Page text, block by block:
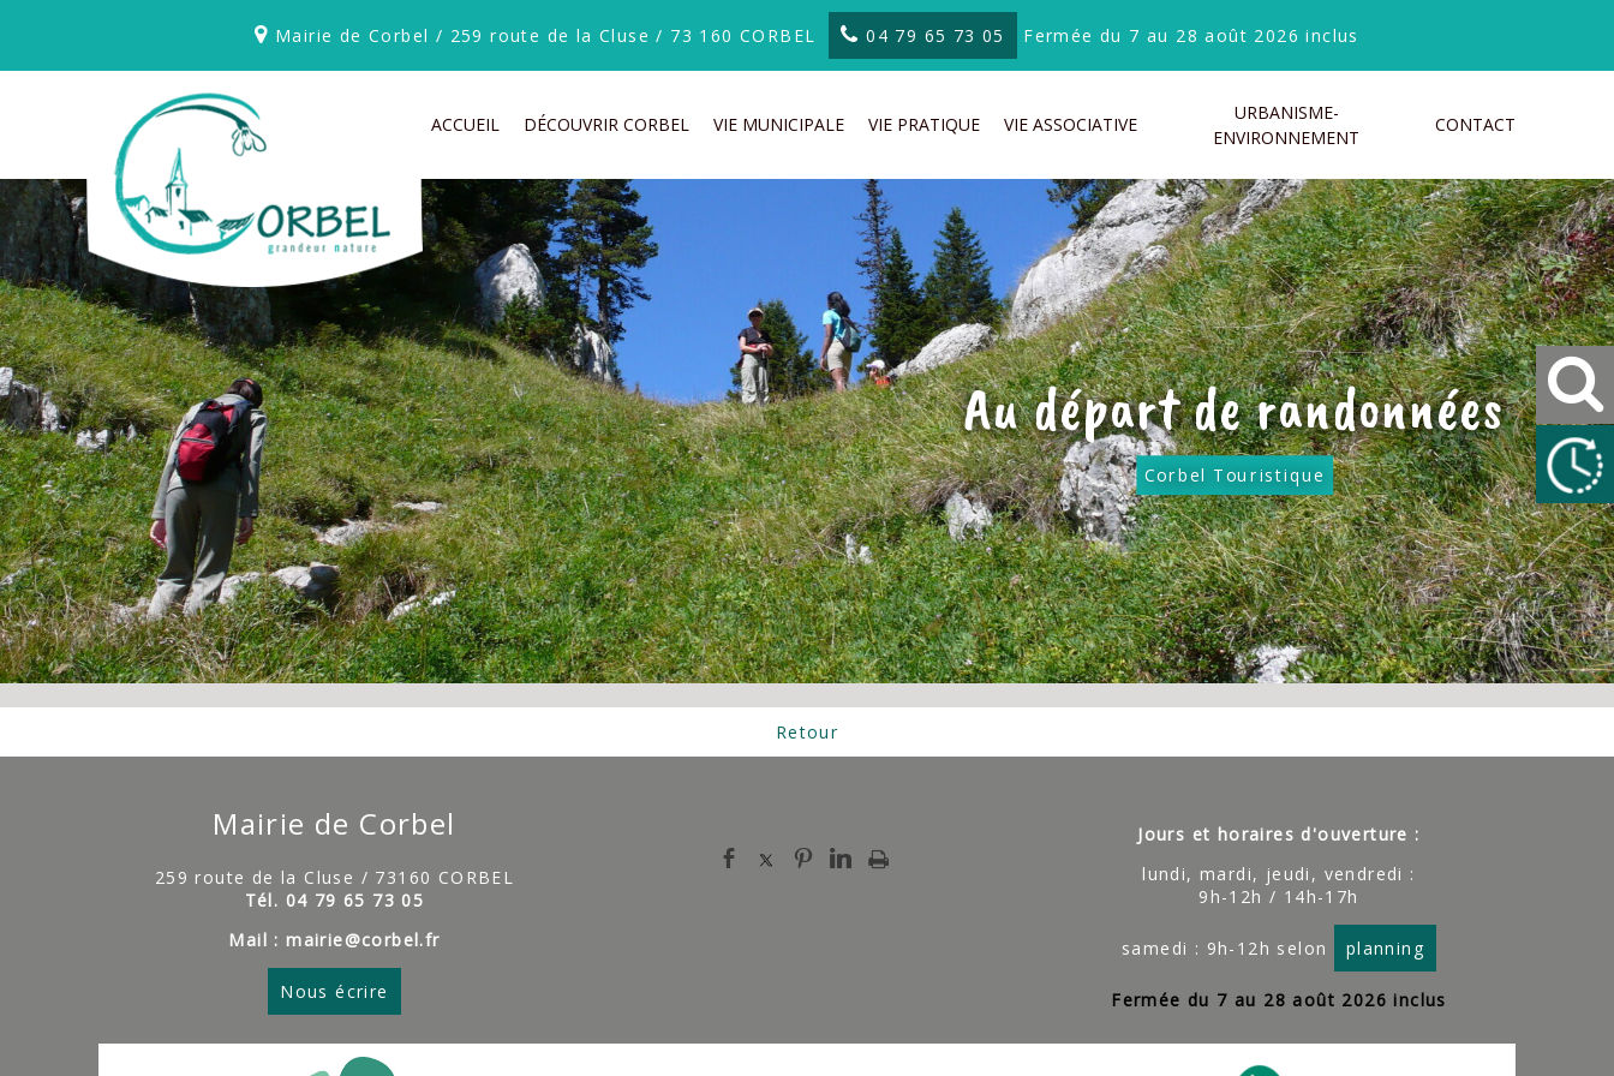
Mairie de Corbel / 259 route de la Cluse / 73 160 CORBEL 04 79 65 73 05 Fermée du 7 au 28 août 2026 inclus
ACCUEIL DÉCOUVRIR CORBEL VIE MUNICIPALE VIE PRATIQUE VIE ASSOCIATIVE
URBANISME-
ENVIRONNEMENT
CONTACT
Au départ de randonnées
Corbel Touristique
Retour
Mairie de Corbel
259 route de la Cluse / 73160 CORBEL
Tél. 04 79 65 73 05
Mail : mairie@corbel.fr
Nous écrire
Jours et horaires d'ouverture :
lundi, mardi, jeudi, vendredi :
9h-12h / 14h-17h
samedi : 9h-12h selon planning
Fermée du 7 au 28 août 2026 inclus